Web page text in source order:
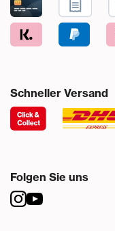
Schneller Versand
Folgen Sie uns